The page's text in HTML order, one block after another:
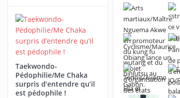
Taekwondo-
Pédophilie/Me Chaka
surpris d’entendre qu’il
est pédophile !